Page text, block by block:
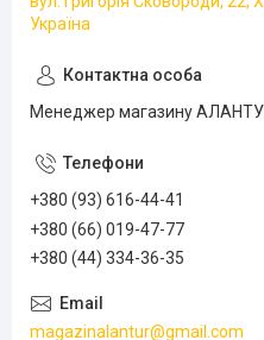
Україна
Менеджер магазину
+380 (93) 616-44-41
+380 (66) 019-47-77
+380 (44) 334-36-35
magazinalantur@gmail.com